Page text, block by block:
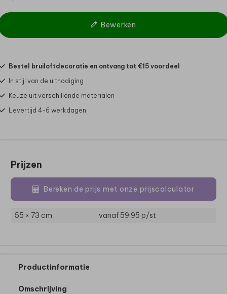
Bewerken
Bestel bruiloftdecoratie en ontvang tot €15 voordeel
In stijl van de uitnodiging
Keuze uit verschillende materialen
Levertijd 4-6 werkdagen
Prijzen
Bereken de prijs met onze prijscalculator
55 × 73 cm vanaf 59,95 p/st
Productinformatie
Omschrijving